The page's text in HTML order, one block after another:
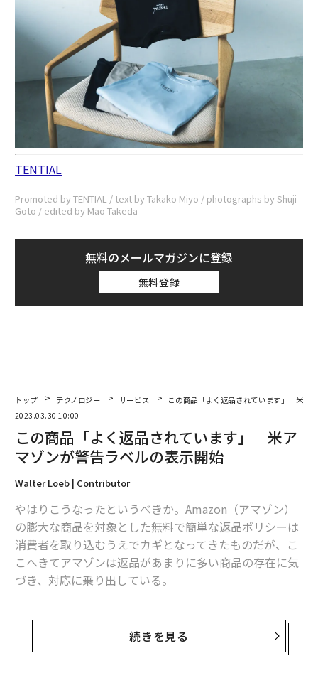
TENTIAL
Promoted by TENTIAL / text by Takako Miyo / photographs by Shuji
Goto / edited by Mao Takeda
無料のメールマガジンに登録
無料登録
トップ テクノロジー サービス
この商品「よく返品されています」 米ア
2023.03.30 10:00
この商品「よく返品されています」 米ア
マゾンが警告ラベルの表示開始
Walter Loeb | Contributor
やはりこうなったというべきか。Amazon（アマゾン）
の膨大な商品を対象とした無料で簡単な返品ポリシーは
消費者を取り込むうえでカギとなってきたものだが、こ
こへきてアマゾンは返品があまりに多い商品の存在に気
づき、対応に乗り出している。
は景気後退時にも利益を確保する取り組みの一環とし
て、返品率の監視を義務づけた。返品はかねて伝統的な
続きを見る